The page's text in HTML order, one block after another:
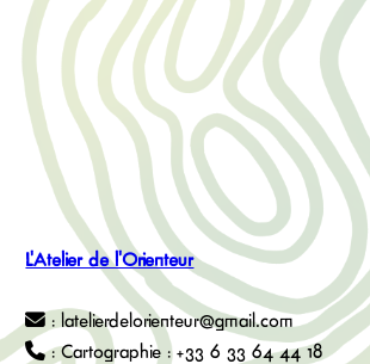
L'Atelier de l'Orienteur
: latelierdelorienteur@gmail.com
: Cartographie : +33 6 33 64 44 18